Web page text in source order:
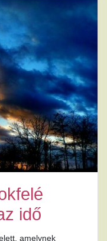
idő
amelynek